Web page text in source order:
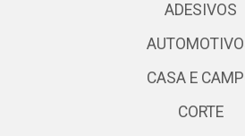
ADESIVOS
CASA E
CORTE